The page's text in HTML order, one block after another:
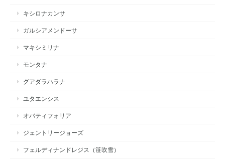
キシロナカンサ
ガルシアメンドーサ
マキシミリナ
モンタナ
グアダラハラナ
ユタエンシス
オバティフォリア
ジェントリージョーズ
フェルディナンドレジス（笹吹雪）